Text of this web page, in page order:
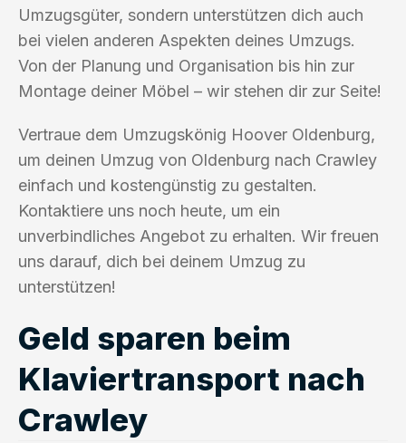
Umzugsgüter, sondern unterstützen dich auch
bei vielen anderen Aspekten deines Umzugs.
Von der Planung und Organisation bis hin zur
Montage deiner Möbel – wir stehen dir zur Seite!
Vertraue dem Umzugskönig Hoover Oldenburg,
um deinen Umzug von Oldenburg nach Crawley
einfach und kostengünstig zu gestalten.
Kontaktiere uns noch heute, um ein
unverbindliches Angebot zu erhalten. Wir freuen
uns darauf, dich bei deinem Umzug zu
unterstützen!
Geld sparen beim
Klaviertransport nach
Crawley